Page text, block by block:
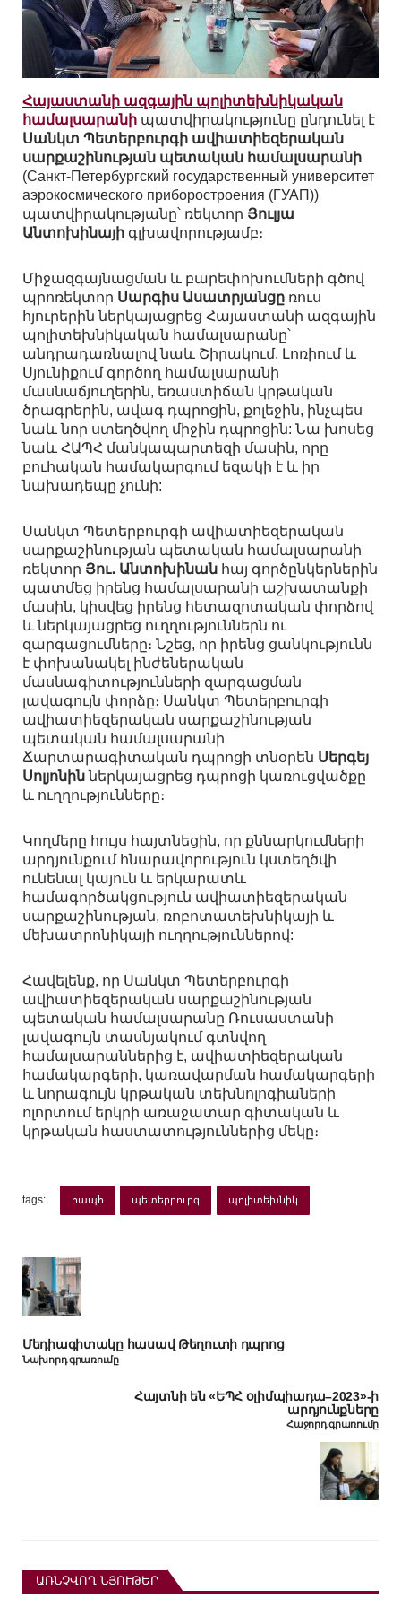
Հայաստանի ազգային պոլիտեխնիկական
համալսարանի պատվիրակությունը ընդունել է
Սանկտ Պետերբուրգի ավիատիեզերական
սարքաշինության պետական համալսարանի
(Санкт-Петербургский государственный университет
аэрокосмического приборостроения (ГУАП))
պատվիրակությանը՝ ռեկտոր Յուլյա
Անտոխինայի գլխավորությամբ։
Միջազգայնացման և բարեփոխումների գծով
պրոռեկտոր Սարգիս Ասատրյանցը ռուս
հյուրերին ներկայացրեց Հայաստանի ազգային
պոլիտեխնիկական համալսարանը՝
անդրադառնալով նաև Շիրակում, Լոռիում և
Սյունիքում գործող համալսարանի
մասնաճյուղերին, եռաստիճան կրթական
ծրագրերին, ավագ դպրոցին, քոլեջին, ինչպես
նաև նոր ստեղծվող միջին դպրոցին: Նա խոսեց
նաև ՀԱՊՀ մանկապարտեզի մասին, որը
բուհական համակարգում եզակի է և իր
նախադեպը չունի:
Սանկտ Պետերբուրգի ավիատիեզերական
սարքաշինության պետական համալսարանի
ռեկտոր Յու․ Անտոխինան հայ գործընկերներին
պատմեց իրենց համալսարանի աշխատանքի
մասին, կիսվեց իրենց հետազոտական ​​փորձով
և ներկայացրեց ուղղություններն ու
զարգացումները։ Նշեց, որ իրենց ցանկությունն
է փոխանակել ինժեներական
մասնագիտությունների զարգացման
լավագույն փորձը։ Սանկտ Պետերբուրգի
ավիատիեզերական սարքաշինության
պետական համալսարանի
Ճարտարագիտական ​​դպրոցի տնօրեն Սերգեյ
Սոլյոնիններկայացրեց դպրոցի կառուցվածքը
և ուղղությունները։
Կողմերը հույս հայտնեցին, որ քննարկումների
արդյունքում հնարավորություն կստեղծվի
ունենալ կայուն և երկարատև
համագործակցություն ավիատիեզերական
սարքաշինության, ռոբոտատեխնիկայի և
մեխատրոնիկայի ուղղություններով:
Հավելենք, որ Սանկտ Պետերբուրգի
ավիատիեզերական սարքաշինության
պետական համալսարանը Ռուսաստանի
լավագույն տասնյակում գտնվող
համալսարաններից է, ավիատիեզերական
համակարգերի, կառավարման համակարգերի
և նորագույն կրթական տեխնոլոգիաների
ոլորտում երկրի առաջատար գիտական ​​և
կրթական հաստատություններից մեկը։
tags: հապհ պետերբուրգ պոլիտեխնիկ
Մեդիագիտակը հասավ Թեղուտի դպրոց
Նախորդ գրառումը
Հայտնի են «ԵՊՀ օլիմպիադա–2023»-ի
արդյունքները
Հաջորդ գրառումը
ԱՌՆՉՎՈՂ ՆՅՈՒԹԵՐ